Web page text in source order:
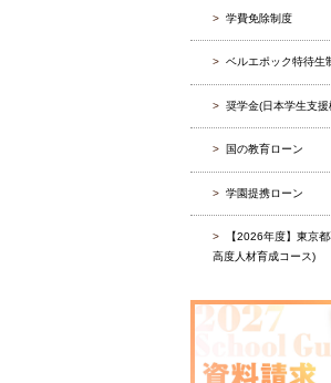
学費免除制度
ベルエポック特待生
奨学金(日本学生支援
国の教育ローン
学園提携ローン
【2026年度】東京
高度人材育成コース)